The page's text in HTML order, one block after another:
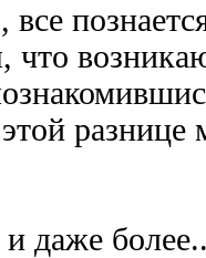
что
и даже